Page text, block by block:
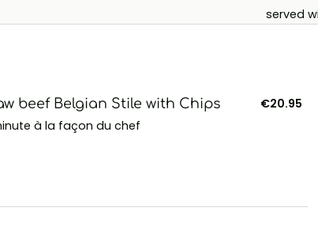
served
beef Belgian Stile with Chips
à la façon du chef
€20.95